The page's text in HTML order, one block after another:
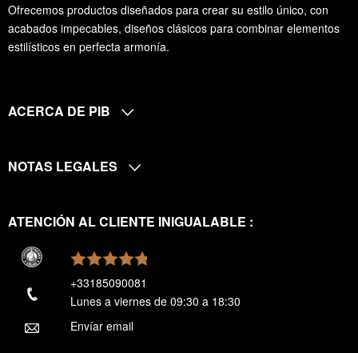
Ofrecemos productos diseñados para crear su estilo único, con
acabados impecables, diseños clásicos para combinar elementos
estilísticos en perfecta armonía.
ACERCA DE PIB
NOTAS LEGALES
ATENCIÓN AL CLIENTE INIGUALABLE :
+33185090081
Lunes a viernes de 09:30 a 18:30
Envíar email